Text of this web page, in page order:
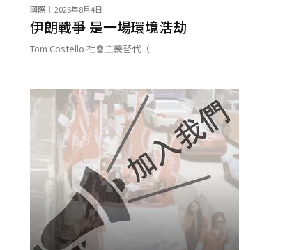
國際 2026年8月4日
伊朗戰爭 是一場環境浩劫
Tom Costello 社會主義替代（...